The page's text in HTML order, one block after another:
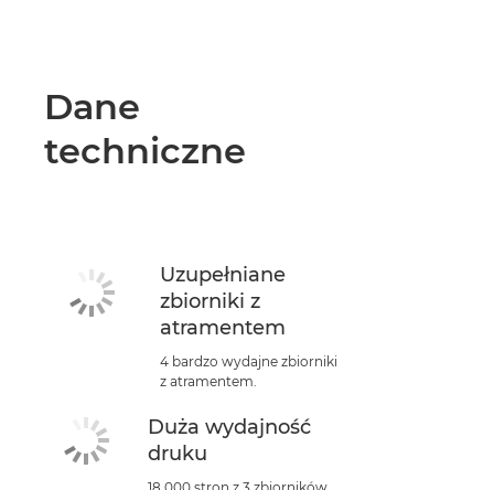
Dane
techniczne
Uzupełniane
zbiorniki z
atramentem
4 bardzo wydajne zbiorniki
z atramentem.
Duża wydajność
druku